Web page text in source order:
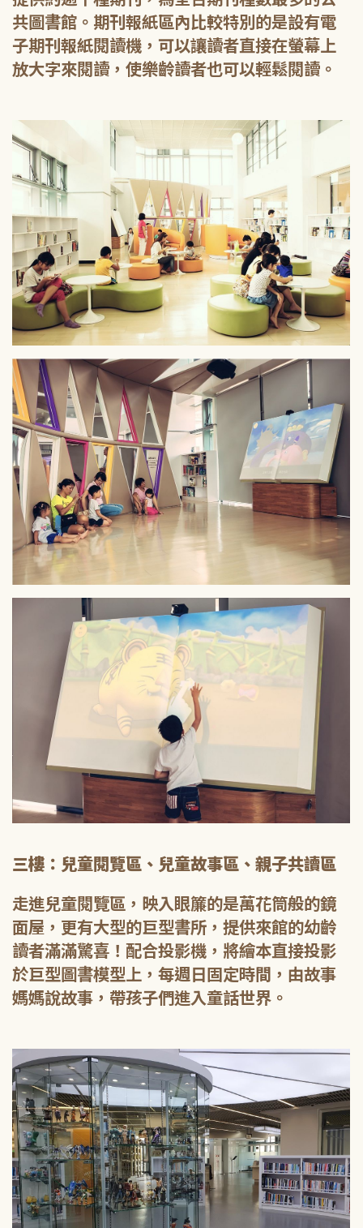
共圖書館。期刊報紙區內比較特別的是設有電
子期刊報紙閱讀機，可以讓讀者直接在螢幕上
放大字來閱讀，使樂齡讀者也可以輕鬆閱讀。
三樓：兒童閱覽區、兒童故事區、親子共讀區
走進兒童閱覽區，映入眼簾的是萬花筒般的鏡
面屋，更有大型的巨型書所，提供來館的幼齡
讀者滿滿驚喜！配合投影機，將繪本直接投影
於巨型圖書模型上，每週日固定時間，由故事
媽媽說故事，帶孩子們進入童話世界。